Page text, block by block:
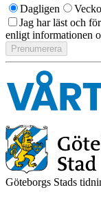
Dagligen
Jag har läst och
enligt informationen
Göteborgs Stads